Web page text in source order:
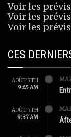
Voir les
Voir les
Voir les
CES
AOÛT 7TH
9:45 AM
AOÛT 7TH
9:37 AM